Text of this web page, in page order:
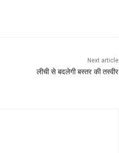
Next article
लीची से बदलेगी बस्तर की तस्वीर